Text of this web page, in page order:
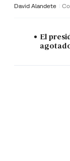
David Alandete
El